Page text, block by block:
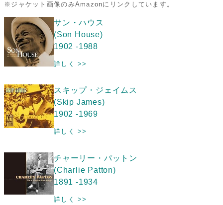
※ジャケット画像のみAmazonにリンクしています。
サン・ハウス
(Son House)
1902 -1988
詳しく >>
スキップ・ジェイムス
(Skip James)
1902 -1969
詳しく >>
チャーリー・パットン
(Charlie Patton)
1891 -1934
詳しく >>